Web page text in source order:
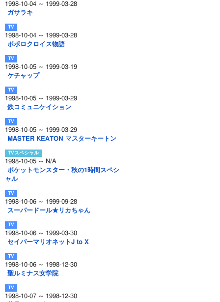
1998-10-04 ～ 1999-03-28
ガサラキ
1998-10-04 ～ 1999-03-28
ポポロクロイス物語
1998-10-05 ～ 1999-03-19
ケチャップ
1998-10-05 ～ 1999-03-29
鉄コミュニケイション
1998-10-05 ～ 1999-03-29
MASTER KEATON マスターキートン
1998-10-05 ～ N/A
ポケットモンスター・秋の1時間スペシ
ャル
1998-10-06 ～ 1999-09-28
スーパードール★リカちゃん
1998-10-06 ～ 1999-03-30
セイバーマリオネットJ to X
1998-10-06 ～ 1998-12-30
聖ルミナス女学院
1998-10-07 ～ 1998-12-30